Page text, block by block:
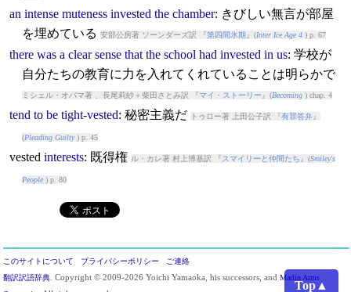
Top▲
an intense muteness invested the chamber: きびしい無言が部屋
を埋めている 安部公房著 ソーンダーズ訳 『第四間氷期 』(Inter Ice Age 4) p. 67
there was a clear sense that the school had invested in us: 学校が
自分たちの教育に力を入れてくれていることは明らかで
ミシェル・オバマ著 、長尾莉紗＋柴田さとみ訳 『マイ・ストーリー 』(Becoming) chap. 4
tend to be tight-vested: 秘密主義だ トゥロー著 上田公子訳 『有罪答弁』
(Pleading Guilty) p. 45
vested interests: 既得権 ル・カレ著 村上博基訳 『スマイリーと仲間たち 』(Smiley's
People) p. 80
このサイトについて プライバシーポリシー
ご連絡
翻訳訳語辞典 . Copyright © 2009-2026 Yoichi Yamaoka, his successors, and Marlin Arms